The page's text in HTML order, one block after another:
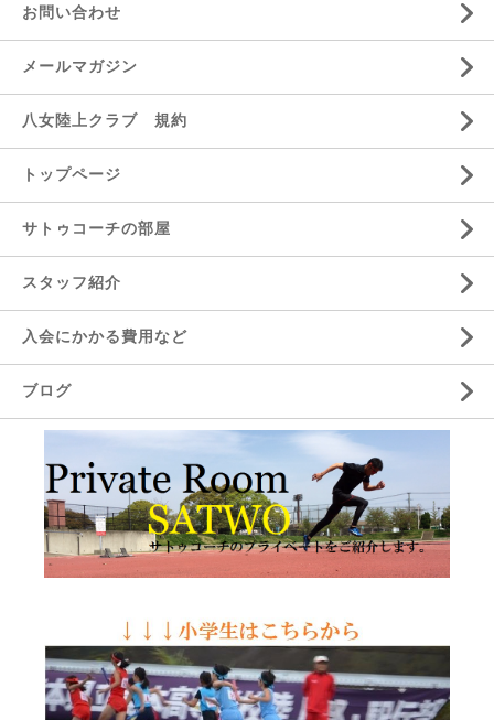
お問い合わせ
メールマガジン
八女陸上クラブ 規約
トップページ
サトゥコーチの部屋
スタッフ紹介
入会にかかる費用など
ブログ